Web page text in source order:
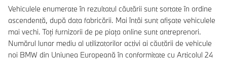
Vehiculele enumerate în rezultatul căutării sunt sortate în ordine
ascendentă, după data fabricării. Mai întâi sunt afișate vehiculele
mai vechi. Toți furnizorii de pe piața online sunt antreprenori.
Numărul lunar mediu al utilizatorilor activi ai căutării de vehicule
noi BMW din Uniunea Europeană în conformitate cu Articolul 24